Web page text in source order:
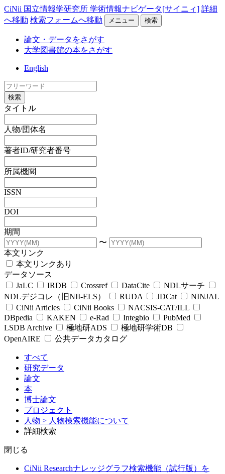
CiNii 国立情報学研究所 学術情報ナビゲータ[サイニィ] 詳細
へ移動 検索フォームへ移動 メニュー 検索
論文・データをさがす
大学図書館の本をさがす
English
検索
タイトル
人物/団体名
著者ID/研究者番号
所属機関
ISSN
DOI
期間
〜
本文リンク
本文リンクあり
データソース
JaLC
IRDB Crossref DataCite
NDLサーチ
NDLデジコレ（旧NII-ELS）
RUDA JDCat
NINJAL
CiNii Articles
CiNii Books
NACSIS-CAT/ILL
DBpedia
KAKEN e-Rad Integbio
PubMed
LSDB Archive
極地研ADS
極地研学術DB
OpenAIRE
公共データカタログ
すべて
研究データ
論文
本
博士論文
プロジェクト
人物 > 人物検索機能について
詳細検索
閉じる
CiNii Researchナレッジグラフ検索機能（試行版）を